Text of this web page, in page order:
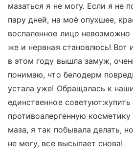
мазаться я не могу. Если я не
пару дней, на моё опухшее,
воспаленное лицо
же и нервная становлюсь! Вот
в этом году вышла замуж,
понимаю, что белодерм
устала уже! Обращалась к
единственное советуют:купить
противоалергенную косметику
маза, я так побывала делать,
не могу, все высыпает снова!